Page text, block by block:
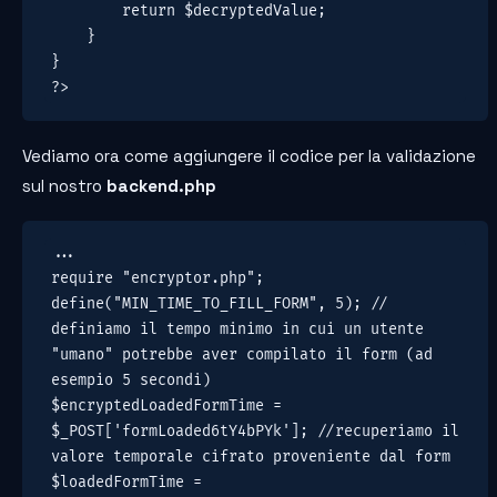
}
?>
Vediamo ora come aggiungere il codice per la validazione
sul nostro backend.php
...
require "encryptor.php";
define("MIN_TIME_TO_FILL_FORM", 5); //
definiamo il tempo minimo in cui un utente
"umano" potrebbe aver compilato il form (ad
esempio 5 secondi)
$encryptedLoadedFormTime =
$_POST['formLoaded6tY4bPYk']; //recuperiamo il
valore temporale cifrato proveniente dal form
$loadedFormTime =